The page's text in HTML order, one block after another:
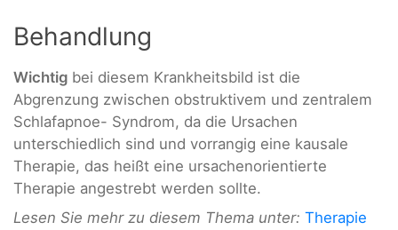
Behandlung
Wichtig bei diesem Krankheitsbild ist die
Abgrenzung zwischen obstruktivem und zentralem
Schlafapnoe- Syndrom, da die Ursachen
unterschiedlich sind und vorrangig eine kausale
Therapie, das heißt eine ursachenorientierte
Therapie angestrebt werden sollte.
Lesen Sie mehr zu diesem Thema unter: Therapie